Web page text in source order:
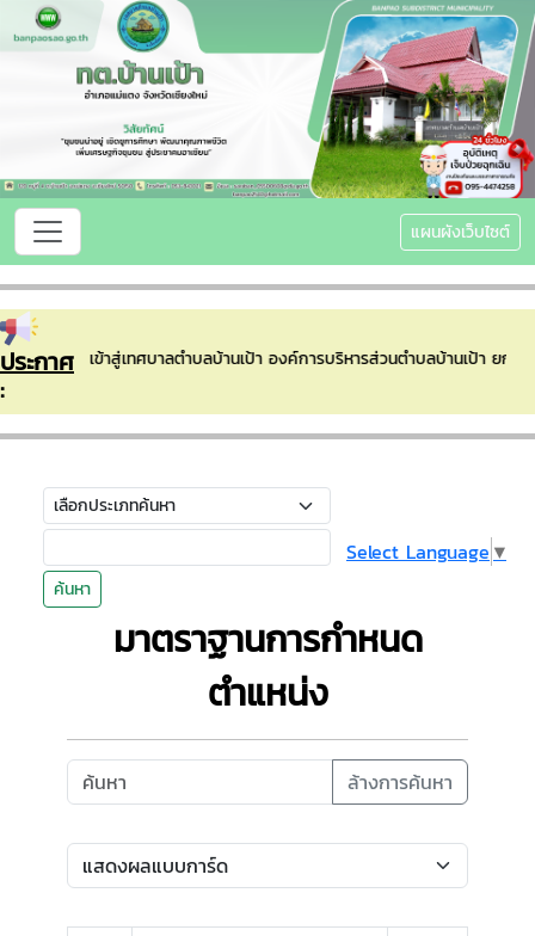
แผนผังเว็บไซต์
ประกาศ
:
นดีต้อนรับเข้าสู่เทศบาลตำบลบ้านเป้า องค์การบริหารส่วนตำบลบ้านเป้า ยกฐ
ค้นหา
Select Language ▼
มาตราฐานการกำหนด
ตำแหน่ง
ล้างการค้นหา